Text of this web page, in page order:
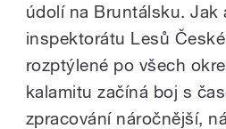
údolí na Bruntálsku. Jak
inspektorátu Lesů
rozptýlené po všech
kalamitu začíná boj s
zpracování náročnější,